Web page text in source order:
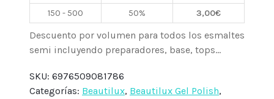
150 - 500
50% 3,00€
Descuento por volumen para todos los esmaltes
semi incluyendo preparadores, base, tops...
SKU: 6976509081786
Categorías: Beautilux, Beautilux Gel Polish,